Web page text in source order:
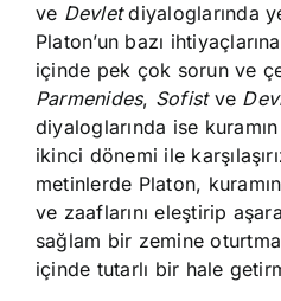
ve Devletdiyaloglarında
Platon’un bazı
içinde pek çok sorun ve
Parmenides, Sofistve
diyaloglarında ise
ikinci dönemi ile
metinlerde Platon, kuramın
ve zaaflarını eleştirip
sağlam bir zemine
içinde tutarlı bir hale